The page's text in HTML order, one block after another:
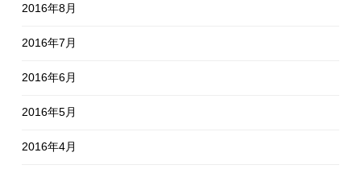
2016年8月
2016年7月
2016年6月
2016年5月
2016年4月